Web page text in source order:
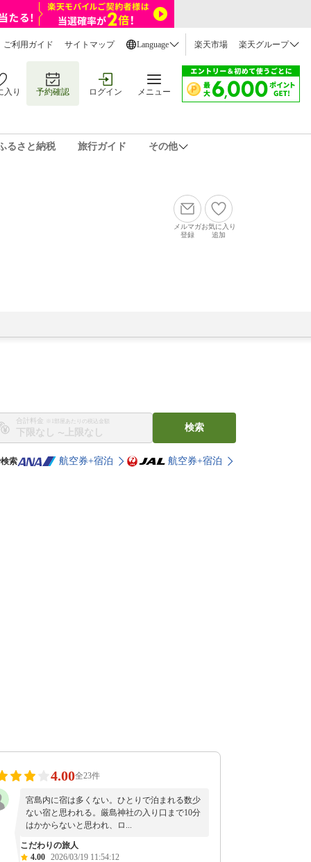
ご利用ガイド サイトマップ Language 楽天市場 楽天グループ
入り 予約確認 ログイン メニュー
るさと納税 旅行ガイド その他
メルマガ
登録
お気に入り
追加
合計料金 ※1部屋あたりの税込金額
〜
検索
索 航空券+宿泊 航空券+宿泊
4.00全23件
宮島内に宿は多くない。ひとりで泊まれる数少
ない宿と思われる。厳島神社の入り口まで10分
はかからないと思われ、ロ...
こだわりの旅人
4.00 2026/03/19 11:54:12